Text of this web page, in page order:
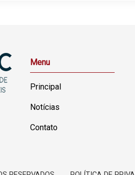
Menu
Principal
Notícias
Contato